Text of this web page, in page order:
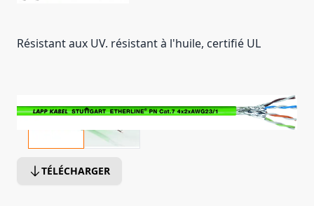
Résistant aux UV. résistant à l'huile, certifié UL
TÉLÉCHARGER